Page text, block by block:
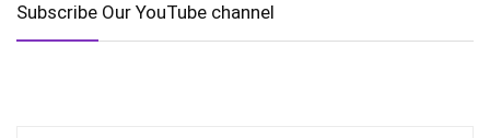
Subscribe Our YouTube channel